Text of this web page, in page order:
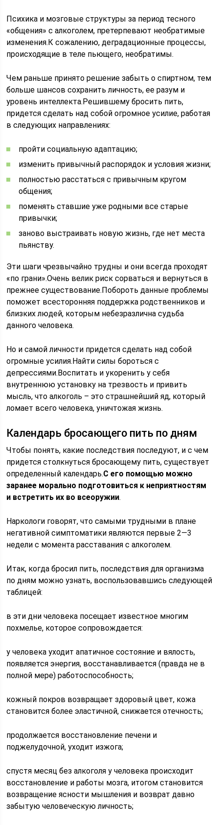
Психика и мозговые структуры за период тесного
«общения» с алкоголем, претерпевают необратимые
изменения.К сожалению, деградационные процессы,
происходящие в теле пьющего, необратимы.
Чем раньше принято решение забыть о спиртном, тем
больше шансов сохранить личность, ее разум и
уровень интеллекта.Решившему бросить пить,
придется сделать над собой огромное усилие, работая
в следующих направлениях:
пройти социальную адаптацию;
изменить привычный распорядок и условия жизни;
полностью расстаться с привычным кругом
общения;
поменять ставшие уже родными все старые
привычки;
заново выстраивать новую жизнь, где нет места
пьянству.
Эти шаги чрезвычайно трудны и они всегда проходят
«по грани».Очень велик риск сорваться и вернуться в
прежнее существование.Побороть данные проблемы
поможет всесторонняя поддержка родственников и
близких людей, которым небезразлична судьба
данного человека.
Но и самой личности придется сделать над собой
огромные усилия.Найти силы бороться с
депрессиями.Воспитать и укоренить у себя
внутреннюю установку на трезвость и привить
мысль, что алкоголь – это страшнейший яд, который
ломает всего человека, уничтожая жизнь.
Календарь бросающего пить по дням
Чтобы понять, какие последствия последуют, и с чем
придется столкнуться бросающему пить, существует
определенный календарь.С его помощью можно
заранее морально подготовиться к неприятностям
и встретить их во всеоружии.
Наркологи говорят, что самыми трудными в плане
негативной симптоматики являются первые 2—3
недели с момента расставания с алкоголем.
Итак, когда бросил пить, последствия для организма
по дням можно узнать, воспользовавшись следующей
таблицей:
в эти дни человека посещает известное многим
похмелье, которое сопровождается:
у человека уходит апатичное состояние и вялость,
появляется энергия, восстанавливается (правда не в
полной мере) работоспособность;
кожный покров возвращает здоровый цвет, кожа
становится более эластичной, снижается отечность;
продолжается восстановление печени и
поджелудочной, уходит изжога;
спустя месяц без алкоголя у человека происходит
восстановление и работы мозга, итогом становится
возвращение ясности мышления и возврат давно
забытую человеческую личность;